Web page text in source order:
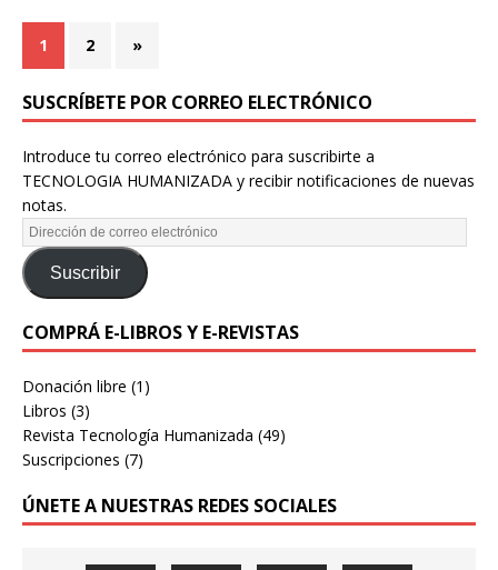
1 2 »
SUSCRÍBETE POR CORREO ELECTRÓNICO
Introduce tu correo electrónico para suscribirte a
TECNOLOGIA HUMANIZADA y recibir notificaciones de nuevas
notas.
Suscribir
COMPRÁ E-LIBROS Y E-REVISTAS
Donación libre (1)
Libros (3)
Revista Tecnología Humanizada (49)
Suscripciones (7)
ÚNETE A NUESTRAS REDES SOCIALES